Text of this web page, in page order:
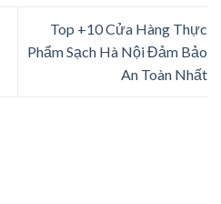
Top +10 Cửa Hàng Thực
Phẩm Sạch Hà Nội Đảm Bảo
An Toàn Nhất